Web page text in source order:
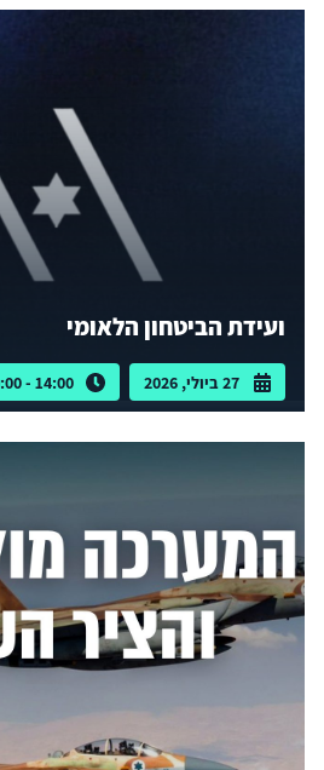
ועידת הביטחון הלאומי
27 ביולי, 2026 14:00 - 10:00